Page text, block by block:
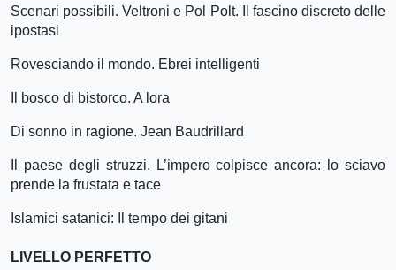
Scenari possibili. Veltroni e Pol Polt. Il fascino discreto delle
ipostasi
Rovesciando il mondo. Ebrei intelligenti
Il bosco di bistorco. A lora
Di sonno in ragione. Jean Baudrillard
Il paese degli struzzi. L’impero colpisce ancora: lo sciavo
prende la frustata e tace
Islamici satanici: Il tempo dei gitani
LIVELLO PERFETTO